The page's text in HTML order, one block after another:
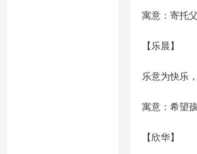
寓意：寄托
【乐晨】
乐意为快乐
寓意：希望
【欣华】